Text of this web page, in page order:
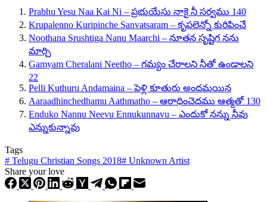
Prabhu Yesu Naa Kai Ni – ప్రభుయేసు నాకై నీ సర్వము 140
Krupalenno Kuripinche Sanvatsaram – కృపలెన్నో కురిపించే
Noothana Srushtiga Nanu Maarchi – నూతన సృష్టిగ నను
మార్చి
Gamyam Cheralani Neetho – గమ్యం చేరాలని నీతో ఉండాలని
22
Pelli Kuthuru Andamaina – పెళ్లి కూతురు అందమయిన
Aaraadhinchedhamu Aathmatho – ఆరాధించెదము ఆత్మతో 130
Enduko Nannu Neevu Ennukunnavu – ఎందుకో నన్ను నీవు
ఎన్నుకున్నావు
Tags
# Telugu Christian Songs 2018# Unknown Artist
Share your love